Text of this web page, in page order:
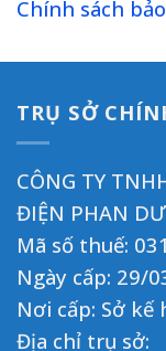
Chính sách
TRỤ SỞ
CÔNG TY
ĐIỆN PHAN
Mã số thuế:
Ngày cấp: 29/
Nơi cấp: Sở kế
Địa chỉ trụ sở: